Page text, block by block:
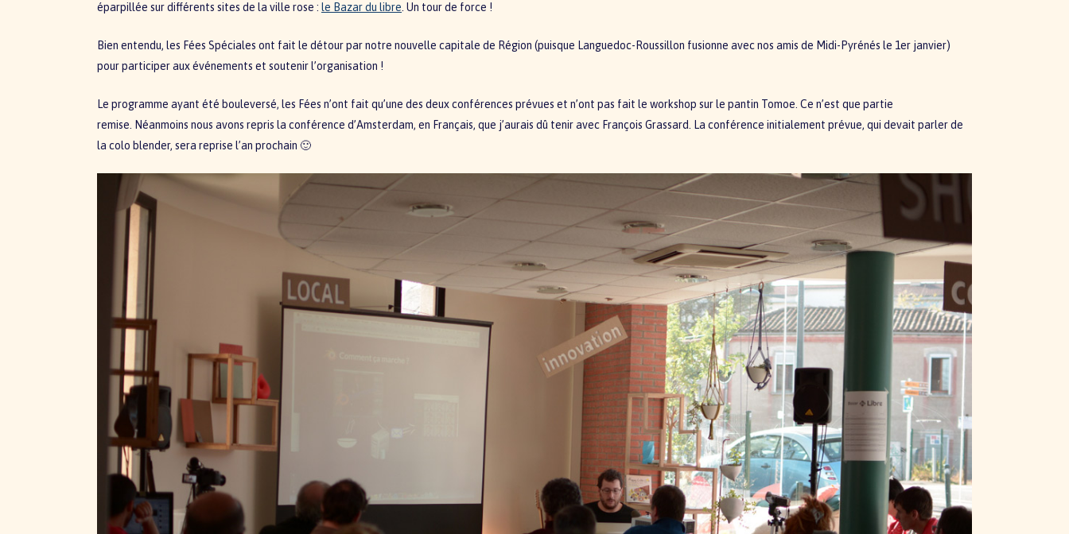
éparpillée sur différents sites de la ville rose : le Bazar du libre . Un tour de force !
Bien entendu, les Fées Spéciales ont fait le détour par notre nouvelle capitale de Région (puisque Languedoc-Roussillon fusionne avec nos amis de Midi-Pyrénés le 1er janvier)
pour participer aux événements et soutenir l’organisation !
Le programme ayant été bouleversé, les Fées n’ont fait qu’une des deux conférences prévues et n’ont pas fait le workshop sur le pantin Tomoe. Ce n’est que partie
remise. Néanmoins nous avons repris la conférence d’Amsterdam, en Français, que j’aurais dû tenir avec François Grassard. La conférence initialement prévue, qui devait parler de
la colo blender, sera reprise l’an prochain 🙂